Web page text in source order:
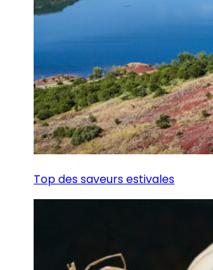
Top des saveurs estivales